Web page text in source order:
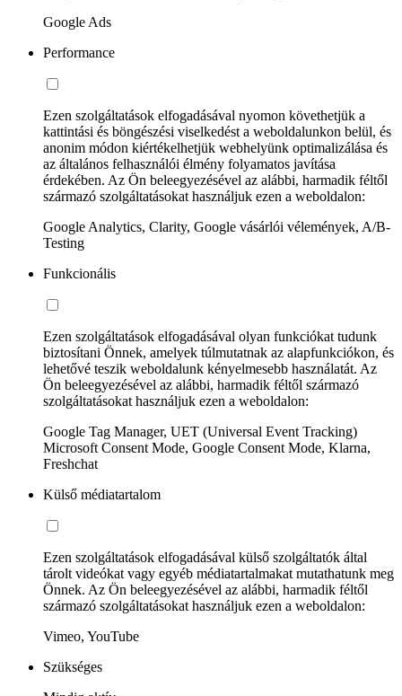
Google Ads
Performance
Ezen szolgáltatások elfogadásával nyomon követhetjük a
kattintási és böngészési viselkedést a weboldalunkon belül, és
anonim módon kiértékelhetjük webhelyünk optimalizálása és
az általános felhasználói élmény folyamatos javítása
érdekében. Az Ön beleegyezésével az alábbi, harmadik féltől
származó szolgáltatásokat használjuk ezen a weboldalon:
Google Analytics, Clarity, Google vásárlói vélemények, A/B-
Testing
Funkcionális
Ezen szolgáltatások elfogadásával olyan funkciókat tudunk
biztosítani Önnek, amelyek túlmutatnak az alapfunkciókon, és
lehetővé teszik weboldalunk kényelmesebb használatát. Az
Ön beleegyezésével az alábbi, harmadik féltől származó
szolgáltatásokat használjuk ezen a weboldalon:
Google Tag Manager, UET (Universal Event Tracking)
Microsoft Consent Mode, Google Consent Mode, Klarna,
Freshchat
Külső médiatartalom
Ezen szolgáltatások elfogadásával külső szolgáltatók által
tárolt videókat vagy egyéb médiatartalmakat mutathatunk meg
Önnek. Az Ön beleegyezésével az alábbi, harmadik féltől
származó szolgáltatásokat használjuk ezen a weboldalon:
Vimeo, YouTube
Szükséges